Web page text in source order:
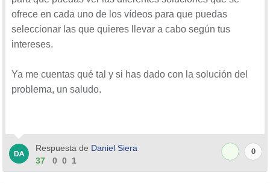
ofrece en cada uno de los vídeos para que puedas
seleccionar las que quieres llevar a cabo según tus
intereses.
Ya me cuentas qué tal y si has dado con la solución del
problema, un saludo.
Respuesta de Daniel Siera
37
0 0 1
0